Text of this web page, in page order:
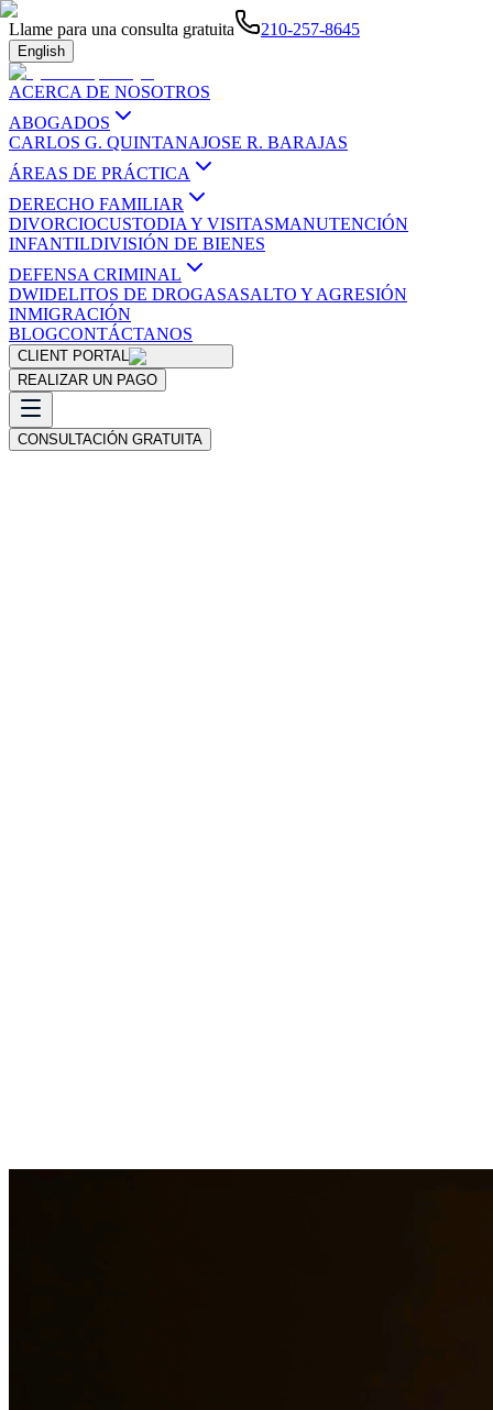
Llame para una consulta gratuita 210-257-8645
English
ACERCA DE NOSOTROS
ABOGADOS
CARLOS G. QUINTANAJOSE R. BARAJAS
ÁREAS DE PRÁCTICA
DERECHO FAMILIAR
DIVORCIOCUSTODIA Y VISITASMANUTENCIÓN
INFANTILDIVISIÓN DE BIENES
DEFENSA CRIMINAL
DWIDELITOS DE DROGASASALTO Y AGRESIÓN
INMIGRACIÓN
BLOGCONTÁCTANOS
CLIENT PORTAL
REALIZAR UN PAGO
CONSULTACIÓN GRATUITA